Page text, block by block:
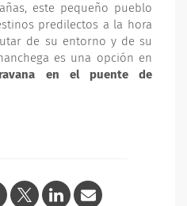
este pequeño pueblo
predilectos a la hora
de su entorno y de su
es una opción en
en el puente de